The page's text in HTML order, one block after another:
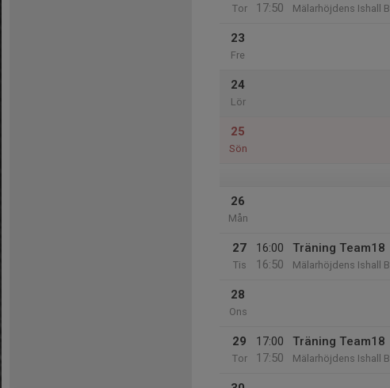
Tor
17:50
Mälarhöjdens Ishall B
23
Fre
24
Lör
25
Sön
26
Mån
27
Tis
16:00
16:50
Träning Team18
Mälarhöjdens Ishall B
28
Ons
29
Tor
17:00
17:50
Träning Team18
Mälarhöjdens Ishall B